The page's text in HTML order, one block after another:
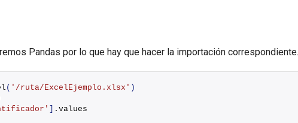
Pandas por lo que hay que hacer la importación correspondiente.
( '/ruta/ExcelEjemplo.xlsx' )
.values